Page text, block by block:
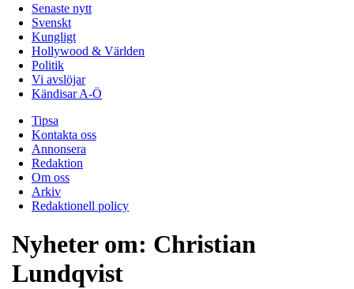
Senaste nytt
Svenskt
Kungligt
Hollywood & Världen
Politik
Vi avslöjar
Kändisar A-Ö
Tipsa
Kontakta oss
Annonsera
Redaktion
Om oss
Arkiv
Redaktionell policy
Nyheter om: Christian
Lundqvist